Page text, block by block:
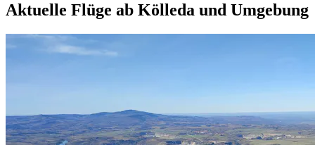
Aktuelle Flüge ab Kölleda und Umgebung